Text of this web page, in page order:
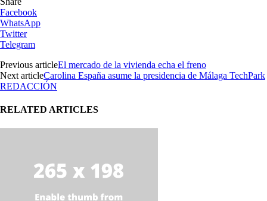
Facebook
WhatsApp
Twitter
Telegram
Previous articleEl mercado de la vivienda echa el freno
Next articleCarolina España asume la presidencia de Málaga TechPark
REDACCIÓN
RELATED ARTICLES